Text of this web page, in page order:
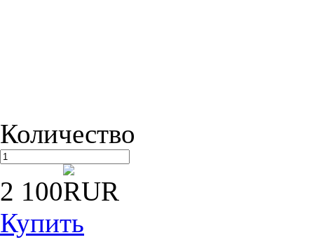
Количество
2 100
Купить